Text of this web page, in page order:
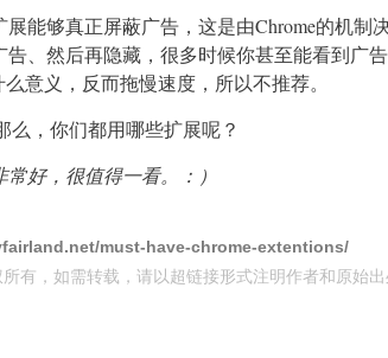
能够真正屏蔽广告，这是由Chrome的机制
、然后再隐藏，很多时候你甚至能看到广
意义，反而拖慢速度，所以不推荐。
么，你们都用哪些扩展呢？
好，很值得一看。：）
must-have-chrome-extentions/
有，如需转载，请以超链接形式注明作者和原始